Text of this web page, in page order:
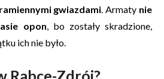
gwiazdami. Armaty nie
opon, bo zostały skradzione,
ich nie było.
Rabce-Zdrój?